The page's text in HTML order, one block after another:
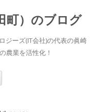
町）のブログ
ジーズ(IT会社)の代表の眞崎
農業を活性化！
Skip to content